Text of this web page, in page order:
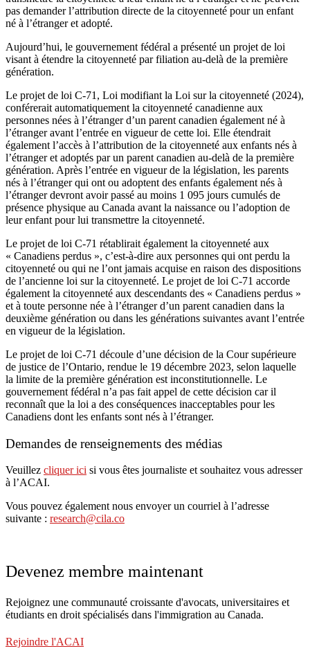
pas demander l’attribution directe de la citoyenneté pour un enfant
né à l’étranger et adopté.
Aujourd’hui, le gouvernement fédéral a présenté un projet de loi
visant à étendre la citoyenneté par filiation au-delà de la première
génération.
Le projet de loi C-71, Loi modifiant la Loi sur la citoyenneté (2024),
conférerait automatiquement la citoyenneté canadienne aux
personnes nées à l’étranger d’un parent canadien également né à
l’étranger avant l’entrée en vigueur de cette loi. Elle étendrait
également l’accès à l’attribution de la citoyenneté aux enfants nés à
l’étranger et adoptés par un parent canadien au-delà de la première
génération. Après l’entrée en vigueur de la législation, les parents
nés à l’étranger qui ont ou adoptent des enfants également nés à
l’étranger devront avoir passé au moins 1 095 jours cumulés de
présence physique au Canada avant la naissance ou l’adoption de
leur enfant pour lui transmettre la citoyenneté.
Le projet de loi C-71 rétablirait également la citoyenneté aux
« Canadiens perdus », c’est-à-dire aux personnes qui ont perdu la
citoyenneté ou qui ne l’ont jamais acquise en raison des dispositions
de l’ancienne loi sur la citoyenneté. Le projet de loi C-71 accorde
également la citoyenneté aux descendants des « Canadiens perdus »
et à toute personne née à l’étranger d’un parent canadien dans la
deuxième génération ou dans les générations suivantes avant l’entrée
en vigueur de la législation.
Le projet de loi C-71 découle d’une décision de la Cour supérieure
de justice de l’Ontario, rendue le 19 décembre 2023, selon laquelle
la limite de la première génération est inconstitutionnelle. Le
gouvernement fédéral n’a pas fait appel de cette décision car il
reconnaît que la loi a des conséquences inacceptables pour les
Canadiens dont les enfants sont nés à l’étranger.
Demandes de renseignements des médias
Veuillez cliquer ici si vous êtes journaliste et souhaitez vous adresser
à l’ACAI.
Vous pouvez également nous envoyer un courriel à l’adresse
suivante : research@cila.co
Devenez membre maintenant
Rejoignez une communauté croissante d'avocats, universitaires et
étudiants en droit spécialisés dans l'immigration au Canada.
Rejoindre l'ACAI